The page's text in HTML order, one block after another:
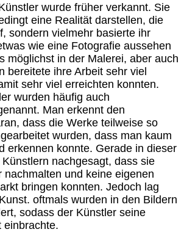
wurde früher verkannt. Sie
eine Realität darstellen, die
sondern vielmehr basierte ihr
wie eine Fotografie aussehen
möglichst in der Malerei, aber auch
bereitete ihre Arbeit sehr viel
sehr viel erreichten konnten.
wurden häufig auch
Man erkennt den
dass die Werke teilweise so
wurden, dass man kaum
erkennen konnte. Gerade in dieser
nachgesagt, dass sie
nachmalten und keine eigenen
bringen konnten. Jedoch lag
oftmals wurden in den Bildern
sodass der Künstler seine
einbrachte.